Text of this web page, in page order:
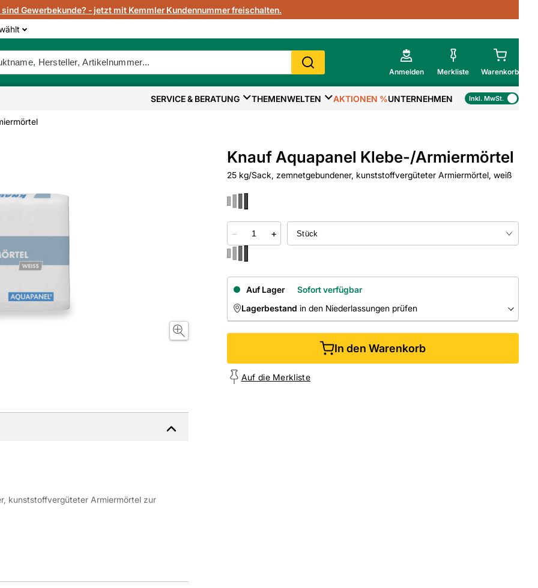
sind Gewerbekunde? - jetzt mit Kemmler Kundennummer freischalten.
Anmelden Merkliste Warenkorb
Mein Warenkorb
Zur Kasse
SERVICE & BERATUNG THEMENWELTEN AKTIONEN %UNTERNEHMEN Inkl. MwSt.
Knauf Aquapanel Klebe-/Armiermörtel
25 kg/Sack, zemnetgebundener, kunststoffvergüteter Armiermörtel, weiß
− +
Auf Lager
Sofort verfügbar
Lagerbestand in den Niederlassungen prüfen
NIEDERLASSUNGEN
In den Warenkorb
Auf die Merkliste
kunststoffvergüteter Armiermörtel zur